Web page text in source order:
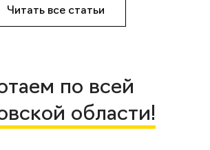
Читать все статьи
по всей
области!